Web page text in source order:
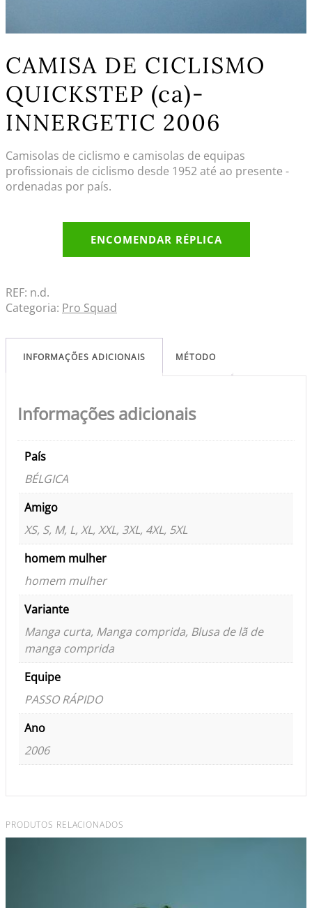
CAMISA DE CICLISMO
QUICKSTEP (ca)-
INNERGETIC 2006
Camisolas de ciclismo e camisolas de equipas
profissionais de ciclismo desde 1952 até ao presente -
ordenadas por país.
ENCOMENDAR RÉPLICA
REF: n.d.
Categoria: Pro Squad
INFORMAÇÕES ADICIONAIS MÉTODO
Informações adicionais
País
BÉLGICA
Amigo
XS, S, M, L, XL, XXL, 3XL, 4XL, 5XL
homem mulher
homem mulher
Variante
Manga curta, Manga comprida, Blusa de lã de
manga comprida
Equipe
PASSO RÁPIDO
Ano
2006
PRODUTOS RELACIONADOS